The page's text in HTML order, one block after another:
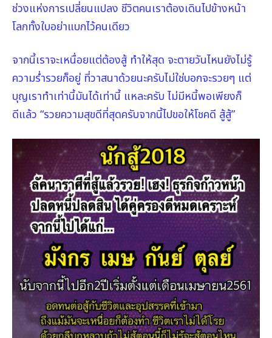
ช่วงแห่งการเปลี่ยนแปลง ชีวิตคนเราต้องเดินไปข้างหน้า
โลกทั้งใบอย่าแบกไว้คนเดียว
จากนี้เราจะเหนื่อยแต่ต้องสู้ ทำให้สุด จะตายวันไหนยังไม่รู้
ความร่ำรวยก็อยู่ ที่วาสนาด้วยนะครับไม่ใช่บอกจะรวยๆ แต่
บุญเราทำเท่านี้มันได้เท่านี้ แหละครับ ไม่มีหนี้พอเพียงก็
ดีแล้ว “รวยความสุขดีที่สุดครับจากนี้ไปขอให้โชคดี สู้สู้”